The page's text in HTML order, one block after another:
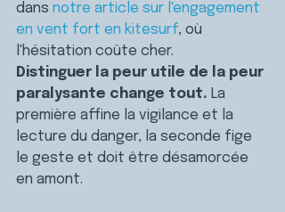
dans notre article sur l'engagement
en vent fort en kitesurf, où
l'hésitation coûte cher.
Distinguer la peur utile de la peur
paralysante change tout. La
première affine la vigilance et la
lecture du danger, la seconde fige
le geste et doit être désamorcée
en amont.